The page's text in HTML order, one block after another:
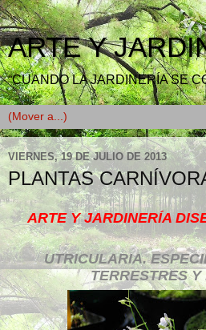
ARTE Y
“CUANDO LA JARDINERÍA SE
VIERNES, 19 DE JULIO DE 2013
PLANTAS
ARTE Y JARDINERÍA
UTRICULARIA.
TERRESTRES Y